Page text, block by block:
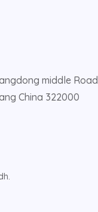
middle Road
China 322000